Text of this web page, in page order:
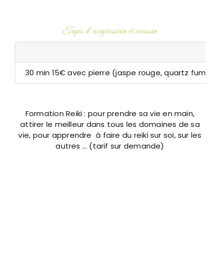
Tapis d’acupression et coussin
30 min 15€ avec pierre (jaspe rouge, quartz fumé
Formation Reiki : pour prendre sa vie en main,
attirer le meilleur dans tous les domaines de sa
vie, pour apprendre à faire du reiki sur soi, sur les
autres … (tarif sur demande)